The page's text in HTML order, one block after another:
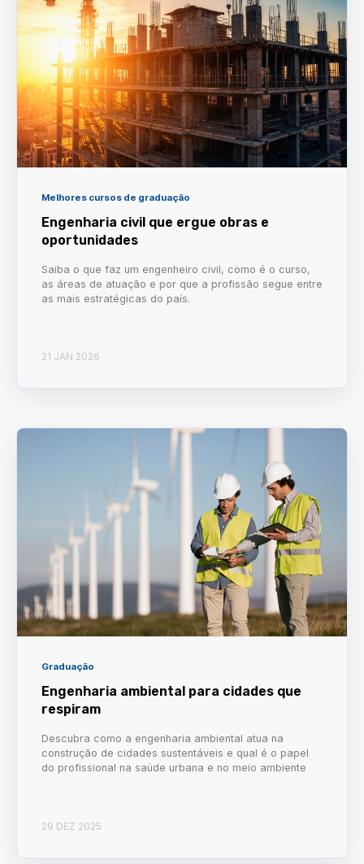
Melhores cursos de graduação
Engenharia civil que ergue obras e
oportunidades
Saiba o que faz um engenheiro civil, como é o curso,
as áreas de atuação e por que a profissão segue entre
as mais estratégicas do país.
21 JAN 2026
Graduação
Engenharia ambiental para cidades que
respiram
Descubra como a engenharia ambiental atua na
construção de cidades sustentáveis e qual é o papel
do profissional na saúde urbana e no meio ambiente
29 DEZ 2025